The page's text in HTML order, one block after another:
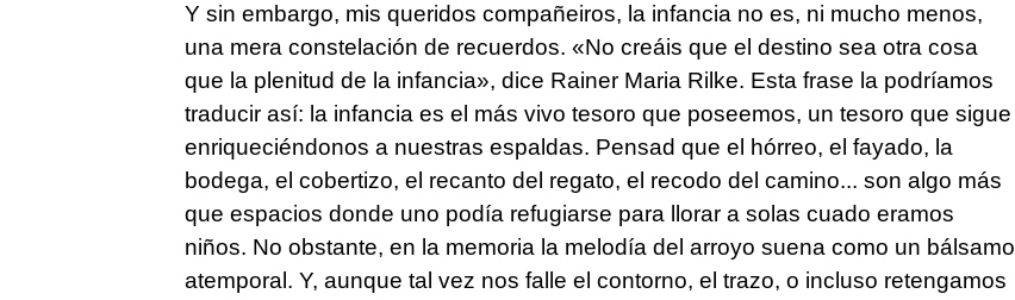
Y sin embargo, mis queridos compañeiros, la infancia no es, ni mucho menos,
una mera constelación de recuerdos. «No creáis que el destino sea otra cosa
que la plenitud de la infancia», dice Rainer Maria Rilke. Esta frase la podríamos
traducir así: la infancia es el más vivo tesoro que poseemos, un tesoro que sigue
enriqueciéndonos a nuestras espaldas. Pensad que el hórreo, el fayado, la
bodega, el cobertizo, el recanto del regato, el recodo del camino... son algo más
que espacios donde uno podía refugiarse para llorar a solas cuado eramos
niños. No obstante, en la memoria la melodía del arroyo suena como un bálsamo
atemporal. Y, aunque tal vez nos falle el contorno, el trazo, o incluso retengamos